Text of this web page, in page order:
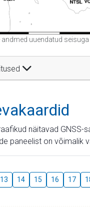
uuendatud
näitavad
paneelist on võimalik
13 14 15 16 17